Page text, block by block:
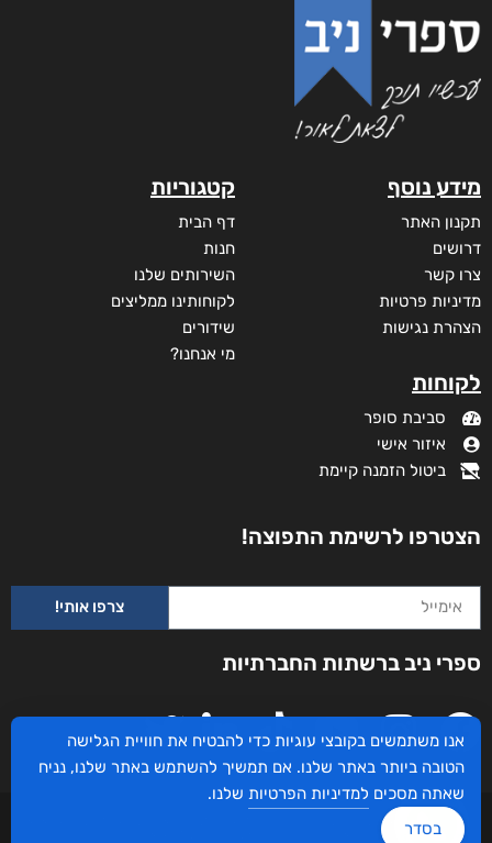
מידע נוסף
תקנון האתר
דרושים
צרו קשר
מדיניות פרטיות
הצהרת נגישות
לקוחות
סביבת סופר
איזור אישי
ביטול הזמנה קיימת
קטגוריות
דף הבית
חנות
השירותים שלנו
לקוחותינו ממליצים
שידורים
מי אנחנו?
הצטרפו לרשימת התפוצה!
צרפו אותי!
ספרי ניב ברשתות החברתיות
עיצוב ובניית האתר: ספרי ניב © כל הזכויות שמורות. בוקסאי טכנולוגיות בע"מ שד אבא
אנו משתמשים בקובצי עוגיות כדי להבטיח את חוויית הגלישה
הטובה ביותר באתר שלנו. אם תמשיך להשתמש באתר שלנו, נניח
שאתה מסכים למדיניות הפרטיות שלנו.
בסדר